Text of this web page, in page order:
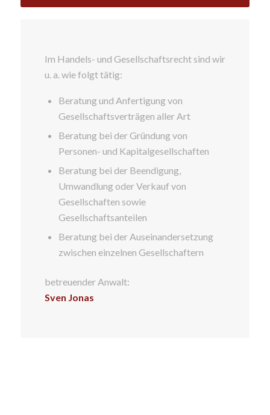
Im Handels- und Gesellschaftsrecht sind wir
u. a. wie folgt tätig:
Beratung und Anfertigung von
Gesellschaftsverträgen aller Art
Beratung bei der Gründung von
Personen- und Kapitalgesellschaften
Beratung bei der Beendigung,
Umwandlung oder Verkauf von
Gesellschaften sowie
Gesellschaftsanteilen
Beratung bei der Auseinandersetzung
zwischen einzelnen Gesellschaftern
betreuender Anwalt:
Sven Jonas